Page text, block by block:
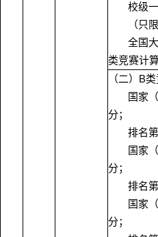
校级
（只
全国
类竞赛计
（二） B
国家
分；
排名
国家
分；
排名
国家
分；